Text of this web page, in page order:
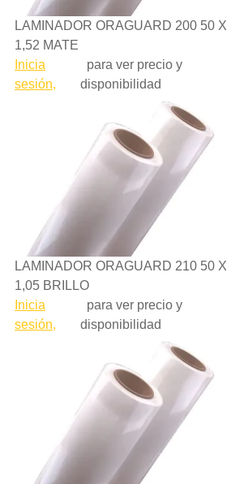
LAMINADOR ORAGUARD 200 50 X
1,52 MATE
Inicia
sesión,
para ver precio y
disponibilidad
LAMINADOR ORAGUARD 210 50 X
1,05 BRILLO
Inicia
sesión,
para ver precio y
disponibilidad